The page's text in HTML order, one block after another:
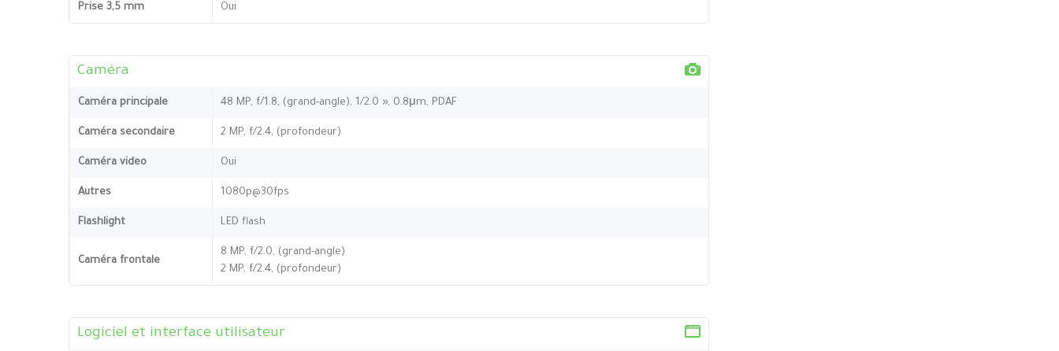
Prise 3,5 mm Oui
Caméra
Caméra principale 48 MP, f/1.8, (grand-angle), 1/2.0 », 0.8μm, PDAF
Caméra secondaire 2 MP, f/2.4, (profondeur)
Caméra video Oui
Autres 1080p@30fps
Flashlight LED flash
Caméra frontale
8 MP, f/2.0, (grand-angle)
2 MP, f/2.4, (profondeur)
Logiciel et interface utilisateur